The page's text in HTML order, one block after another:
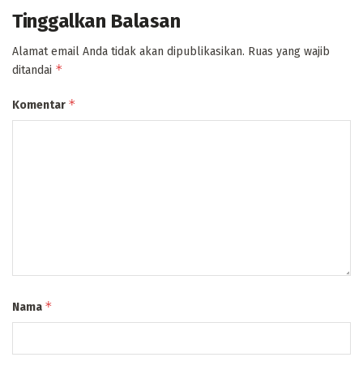
Tinggalkan Balasan
Alamat email Anda tidak akan dipublikasikan. Ruas yang wajib
ditandai *
Komentar *
Nama *